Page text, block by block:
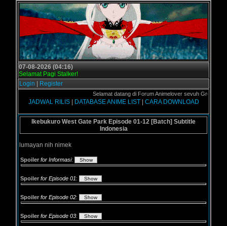
07-08-2026 (04:16)
Selamat Pagi Stalker!
Login
Register
Selamat datang di Forum Animelover sevuh Grogolsub
JADWAL RILIS| DATABASE ANIME LIST| CARA DOWNLOAD
Ikebukuro West Gate Park Episode 01-12 [Batch] Subtitle
Indonesia
lumayan nih nimek
Spoiler for Informasi:
Spoiler for Episode 01:
Spoiler for Episode 02:
Spoiler for Episode 03: